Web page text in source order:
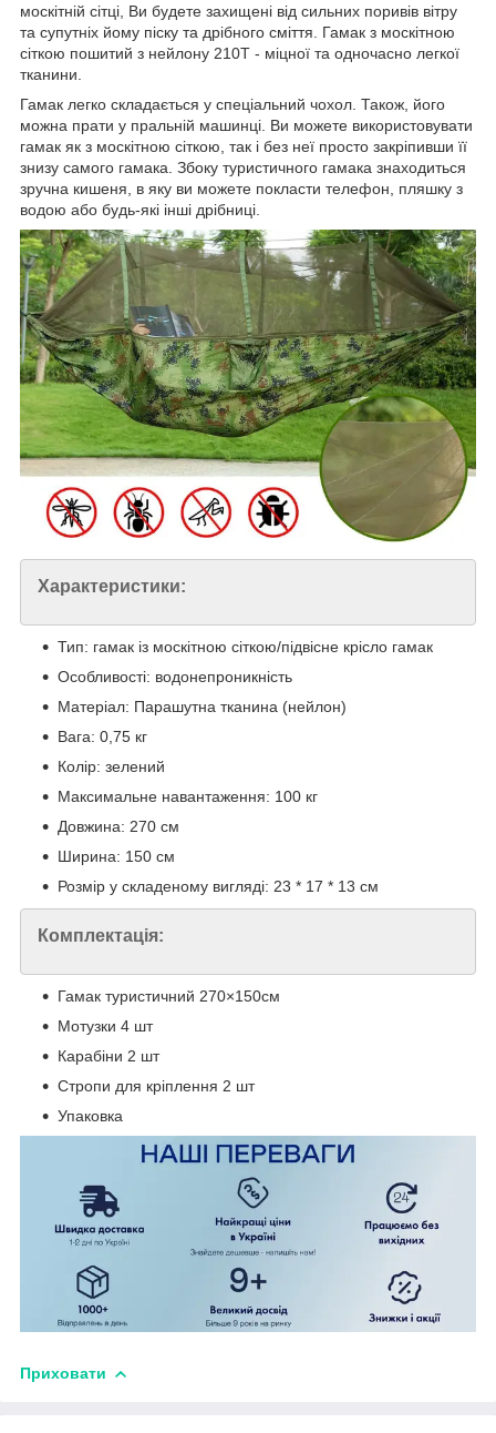
москітній сітці, Ви будете захищені від сильних поривів вітру
та супутніх йому піску та дрібного сміття. Гамак з москітною
сіткою пошитий з нейлону 210T - міцної та одночасно легкої
тканини.
Гамак легко складається у спеціальний чохол. Також, його
можна прати у пральній машинці. Ви можете використовувати
гамак як з москітною сіткою, так і без неї просто закріпивши її
знизу самого гамака. Збоку туристичного гамака знаходиться
зручна кишеня, в яку ви можете покласти телефон, пляшку з
водою або будь-які інші дрібниці.
Характеристики:
Тип: гамак із москітною сіткою/підвісне крісло гамак
Особливості: водонепроникність
Матеріал: Парашутна тканина (нейлон)
Вага: 0,75 кг
Колір: зелений
Максимальне навантаження: 100 кг
Довжина: 270 см
Ширина: 150 см
Розмір у складеному вигляді: 23 * 17 * 13 см
Комплектація:
Гамак туристичний 270×150см
Мотузки 4 шт
Карабіни 2 шт
Стропи для кріплення 2 шт
Упаковка
Приховати